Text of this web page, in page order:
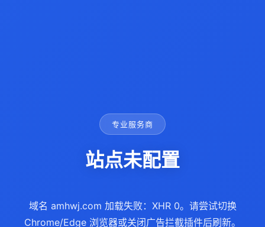
专业服务商
站点未配置
域名 amhwj.com 加载失败：XHR 0。请尝试切换
Chrome/Edge 浏览器或关闭广告拦截插件后刷新。